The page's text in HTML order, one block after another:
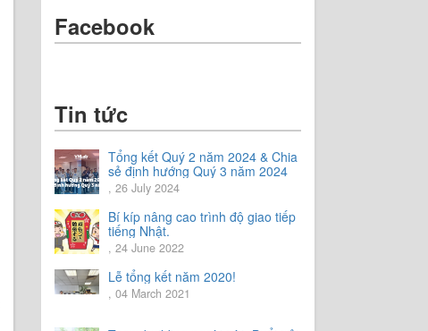
Facebook
Tin tức
Tổng kết Quý 2 năm 2024 & Chia
sẻ định hướng Quý 3 năm 2024
, 26 July 2024
Bí kíp nâng cao trình độ giao tiếp
tiếng Nhật.
, 24 June 2022
Lễ tổng kết năm 2020!
, 04 March 2021